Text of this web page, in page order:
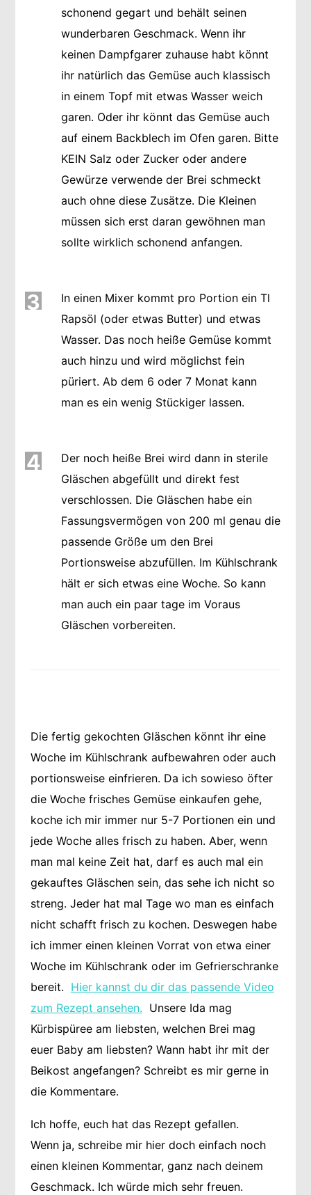
schonend gegart und behält seinen
wunderbaren Geschmack. Wenn ihr
keinen Dampfgarer zuhause habt könnt
ihr natürlich das Gemüse auch klassisch
in einem Topf mit etwas Wasser weich
garen. Oder ihr könnt das Gemüse auch
auf einem Backblech im Ofen garen. Bitte
KEIN Salz oder Zucker oder andere
Gewürze verwende der Brei schmeckt
auch ohne diese Zusätze. Die Kleinen
müssen sich erst daran gewöhnen man
sollte wirklich schonend anfangen.
3
In einen Mixer kommt pro Portion ein Tl
Rapsöl (oder etwas Butter) und etwas
Wasser. Das noch heiße Gemüse kommt
auch hinzu und wird möglichst fein
püriert. Ab dem 6 oder 7 Monat kann
man es ein wenig Stückiger lassen.
4
Der noch heiße Brei wird dann in sterile
Gläschen abgefüllt und direkt fest
verschlossen. Die Gläschen habe ein
Fassungsvermögen von 200 ml genau die
passende Größe um den Brei
Portionsweise abzufüllen. Im Kühlschrank
hält er sich etwas eine Woche. So kann
man auch ein paar tage im Voraus
Gläschen vorbereiten.
Die fertig gekochten Gläschen könnt ihr eine
Woche im Kühlschrank aufbewahren oder auch
portionsweise einfrieren. Da ich sowieso öfter
die Woche frisches Gemüse einkaufen gehe,
koche ich mir immer nur 5-7 Portionen ein und
jede Woche alles frisch zu haben. Aber, wenn
man mal keine Zeit hat, darf es auch mal ein
gekauftes Gläschen sein, das sehe ich nicht so
streng. Jeder hat mal Tage wo man es einfach
nicht schafft frisch zu kochen. Deswegen habe
ich immer einen kleinen Vorrat von etwa einer
Woche im Kühlschrank oder im Gefrierschranke
bereit. Hier kannst du dir das passende Video
zum Rezept ansehen. Unsere Ida mag
Kürbispüree am liebsten, welchen Brei mag
euer Baby am liebsten? Wann habt ihr mit der
Beikost angefangen? Schreibt es mir gerne in
die Kommentare.
Ich hoffe, euch hat das Rezept gefallen.
Wenn ja, schreibe mir hier doch einfach noch
einen kleinen Kommentar, ganz nach deinem
Geschmack. Ich würde mich sehr freuen.